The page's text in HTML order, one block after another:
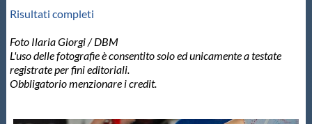
Flash News
Galleria fotografica
Risultati completi
Foto Ilaria Giorgi / DBM
L'uso delle fotografie è consentito solo ed unicamente a testate
registrate per fini editoriali.
Obbligatorio menzionare i credit.